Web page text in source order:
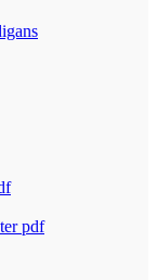
pdf